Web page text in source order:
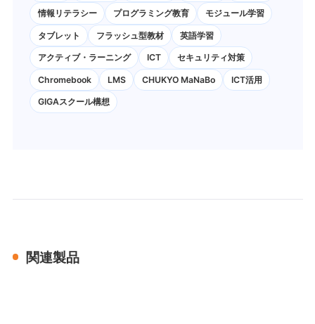
情報リテラシー プログラミング教育 モジュール学習
タブレット フラッシュ型教材 英語学習
アクティブ・ラーニング ICT セキュリティ対策
Chromebook LMS CHUKYO MaNaBo ICT活用
GIGAスクール構想
関連製品